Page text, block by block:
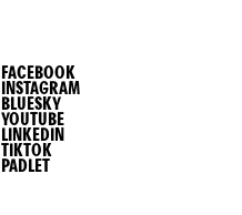
FACEBOOK
INSTAGRAM
BLUESKY
YOUTUBE
LINKEDIN
TIKTOK
PADLET